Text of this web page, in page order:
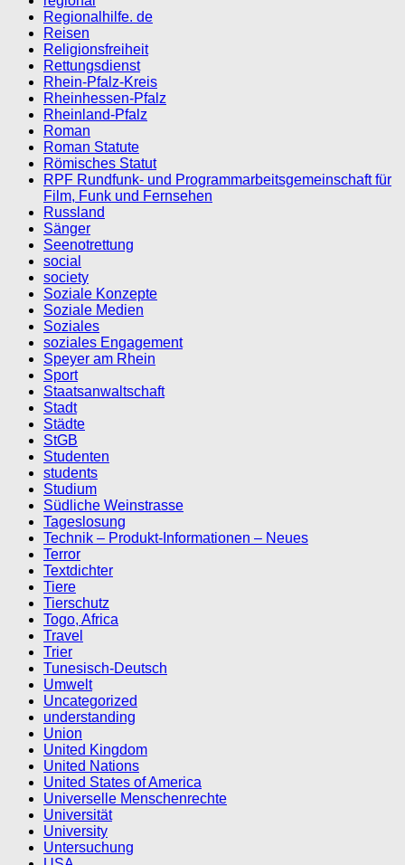
Regionalhilfe. de
Reisen
Religionsfreiheit
Rettungsdienst
Rhein-Pfalz-Kreis
Rheinhessen-Pfalz
Rheinland-Pfalz
Roman
Roman Statute
Römisches Statut
RPF Rundfunk- und Programmarbeitsgemeinschaft für
Film, Funk und Fernsehen
Russland
Sänger
Seenotrettung
social
society
Soziale Konzepte
Soziale Medien
Soziales
soziales Engagement
Speyer am Rhein
Sport
Staatsanwaltschaft
Stadt
Städte
StGB
Studenten
students
Studium
Südliche Weinstrasse
Tageslosung
Technik – Produkt-Informationen – Neues
Terror
Textdichter
Tiere
Tierschutz
Togo, Africa
Travel
Trier
Tunesisch-Deutsch
Umwelt
Uncategorized
understanding
Union
United Kingdom
United Nations
United States of America
Universelle Menschenrechte
Universität
University
Untersuchung